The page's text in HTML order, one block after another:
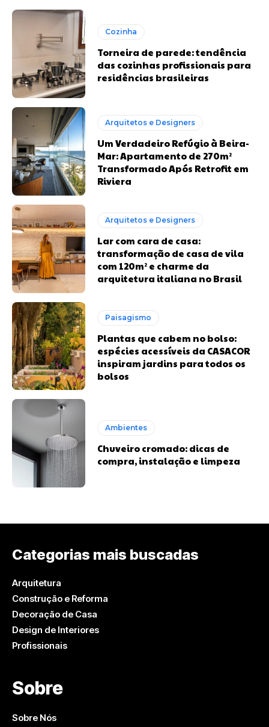
Cozinha
Torneira de parede: tendência
das cozinhas profissionais para
residências brasileiras
Arquitetos e Designers
Um Verdadeiro Refúgio à Beira-
Mar: Apartamento de 270m²
Transformado Após Retrofit em
Riviera
Arquitetos e Designers
Lar com cara de casa:
transformação de casa de vila
com 120m² e charme da
arquitetura italiana no Brasil
Paisagismo
Plantas que cabem no bolso:
espécies acessíveis da CASACOR
inspiram jardins para todos os
bolsos
Ambientes
Chuveiro cromado: dicas de
compra, instalação e limpeza
Categorias mais buscadas
Arquitetura
Construção e Reforma
Decoração de Casa
Design de Interiores
Profissionais
Sobre
Sobre Nós